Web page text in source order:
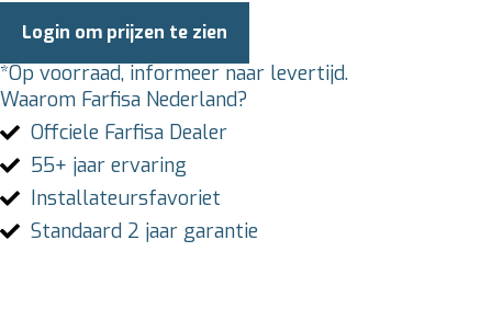
Login om prijzen te zien
*Op voorraad, informeer naar levertijd.
Waarom Farfisa Nederland?
Offciele Farfisa Dealer
55+ jaar ervaring
Installateursfavoriet
Standaard 2 jaar garantie